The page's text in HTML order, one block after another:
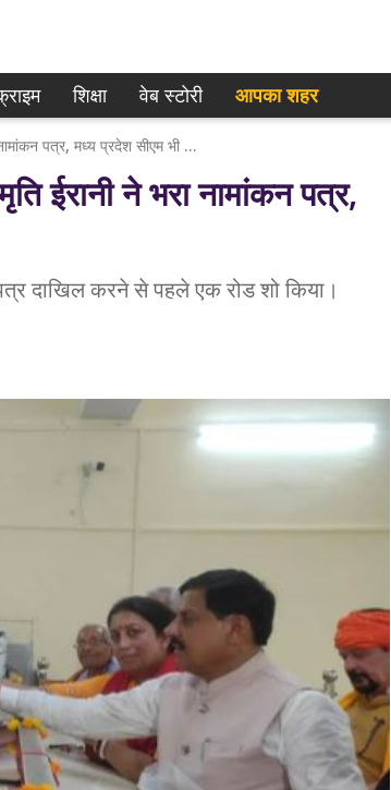
शिक्षा वेब स्टोरी आपका शहर
Amethi Loksabha Election 2024: स्मृति ईरानी ने भरा नामांकन पत्र, मध्य प्रदेश सीएम भी रहे मौजूद
ने भरा नामांकन पत्र,
दाखिल करने से पहले एक रोड शो किया।